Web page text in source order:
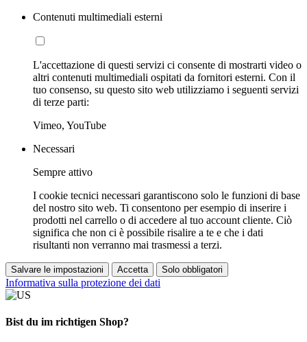
Contenuti multimediali esterni
L'accettazione di questi servizi ci consente di mostrarti video o
altri contenuti multimediali ospitati da fornitori esterni. Con il
tuo consenso, su questo sito web utilizziamo i seguenti servizi
di terze parti:
Vimeo, YouTube
Necessari
Sempre attivo
I cookie tecnici necessari garantiscono solo le funzioni di base
del nostro sito web. Ti consentono per esempio di inserire i
prodotti nel carrello o di accedere al tuo account cliente. Ciò
significa che non ci è possibile risalire a te e che i dati
risultanti non verranno mai trasmessi a terzi.
Salvare le impostazioni Accetta Solo obbligatori
Informativa sulla protezione dei dati
Bist du im richtigen Shop?